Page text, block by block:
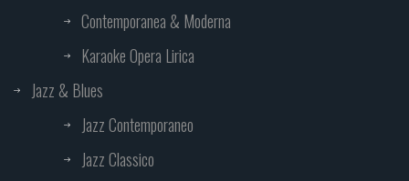
Contemporanea & Moderna
Karaoke Opera Lirica
Jazz & Blues
Jazz Contemporaneo
Jazz Classico